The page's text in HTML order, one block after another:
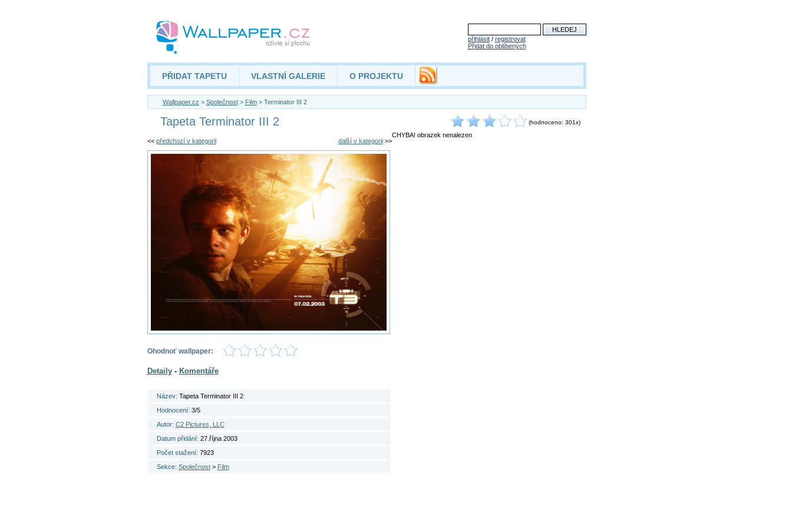
přihlásit/ registrovat
Přidat do oblíbených
PŘIDAT TAPETU VLASTNÍ GALERIE O PROJEKTU
Wallpaper.cz > Společnost> Film> Terminator III 2
Tapeta Terminator III 2 (hodnoceno: 301x)
<< předchozí v kategorii další v kategorii>>
Ohodnoť wallpaper:
Detaily- Komentáře
Název: Tapeta Terminator III 2
Hodnocení: 3/5
Autor: C2 Pictures, LLC
Datum přidání: 27.října 2003
Počet stažení: 7923
Sekce: Společnost> Film
CHYBA! obrazek nenalezen